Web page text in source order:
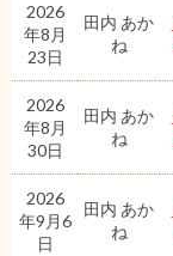
2026
年8月
23日
田内 あか
ね
2026
年8月
30日
田内 あか
ね
2026
年9月6
日
田内 あか
ね